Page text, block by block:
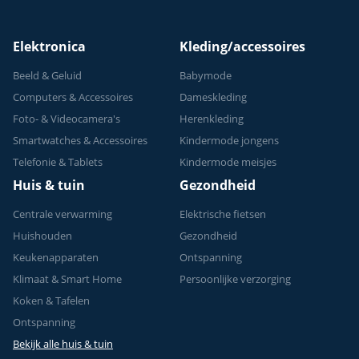
Elektronica
Beeld & Geluid
Computers & Accessoires
Foto- & Videocamera's
Smartwatches & Accessoires
Telefonie & Tablets
Kleding/accessoires
Babymode
Dameskleding
Herenkleding
Kindermode jongens
Kindermode meisjes
Huis & tuin
Centrale verwarming
Huishouden
Keukenapparaten
Klimaat & Smart Home
Koken & Tafelen
Ontspanning
Bekijk alle huis & tuin
Gezondheid
Elektrische fietsen
Gezondheid
Ontspanning
Persoonlijke verzorging